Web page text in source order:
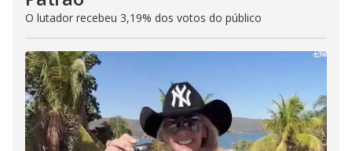
O lutador recebeu 3,19% dos votos do público